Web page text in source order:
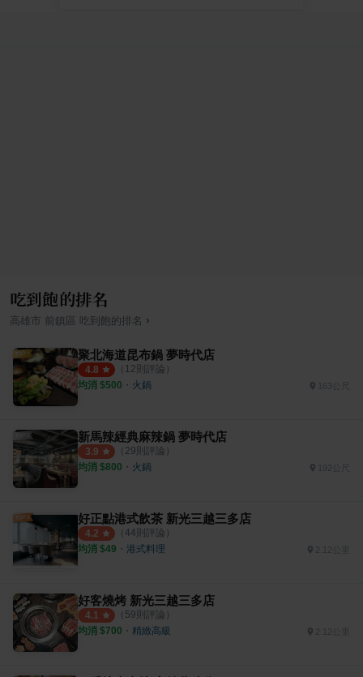
吃到飽的排名
高雄市 前鎮區 吃到飽的排名 ›
聚北海道昆布鍋 夢時代店
4.8 （ 12則評論）
均消 $500 ・ 火鍋
新馬辣經典麻辣鍋 夢時代店
3.9 （ 29則評論）
均消 $800 ・ 火鍋
好正點港式飲茶 新光三越三多店
4.2 （ 44則評論）
均消 $49 ・ 港式料理
好客燒烤 新光三越三多店
4.1 （ 59則評論）
均消 $700 ・ 精緻高級